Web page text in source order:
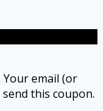
email (or
this coupon.